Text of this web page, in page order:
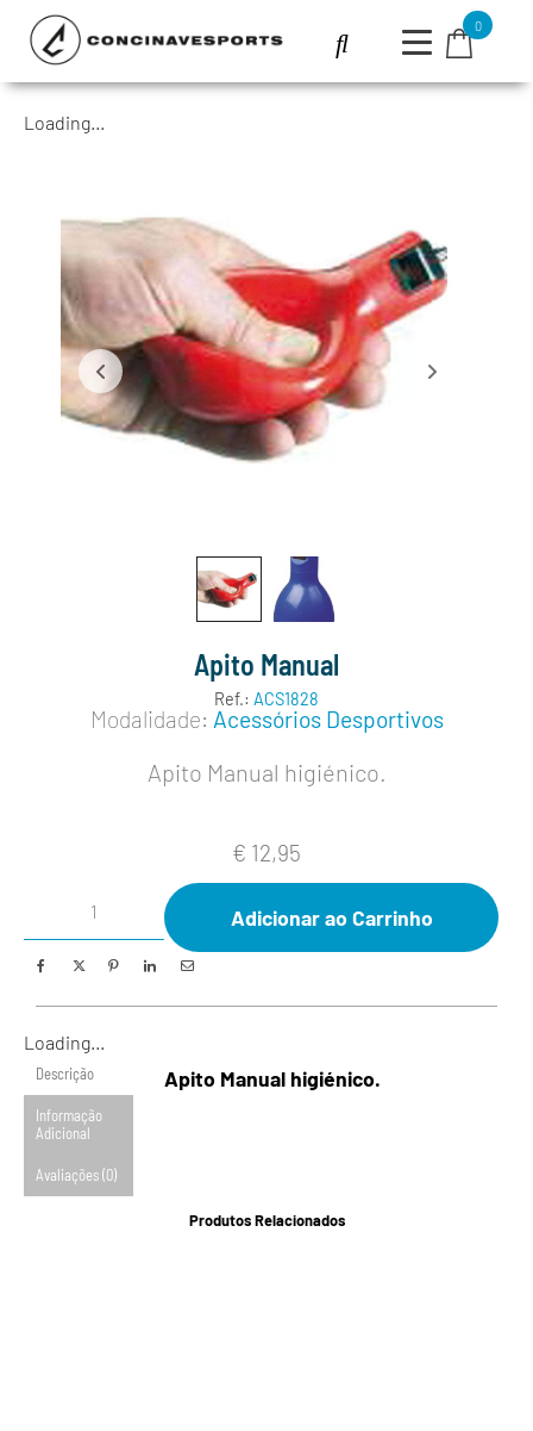
0
Loading...
Apito Manual
Ref.: ACS1828
Modalidade: Acessórios Desportivos
Apito Manual higiénico.
€ 12,95
Adicionar ao Carrinho
Loading...
Descrição
Informação
Adicional
Avaliações (0)
Apito Manual higiénico.
Produtos Relacionados